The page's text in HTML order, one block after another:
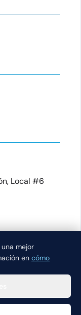
mejor
en cómo
Local #6
Viernes:
14:30-18:30